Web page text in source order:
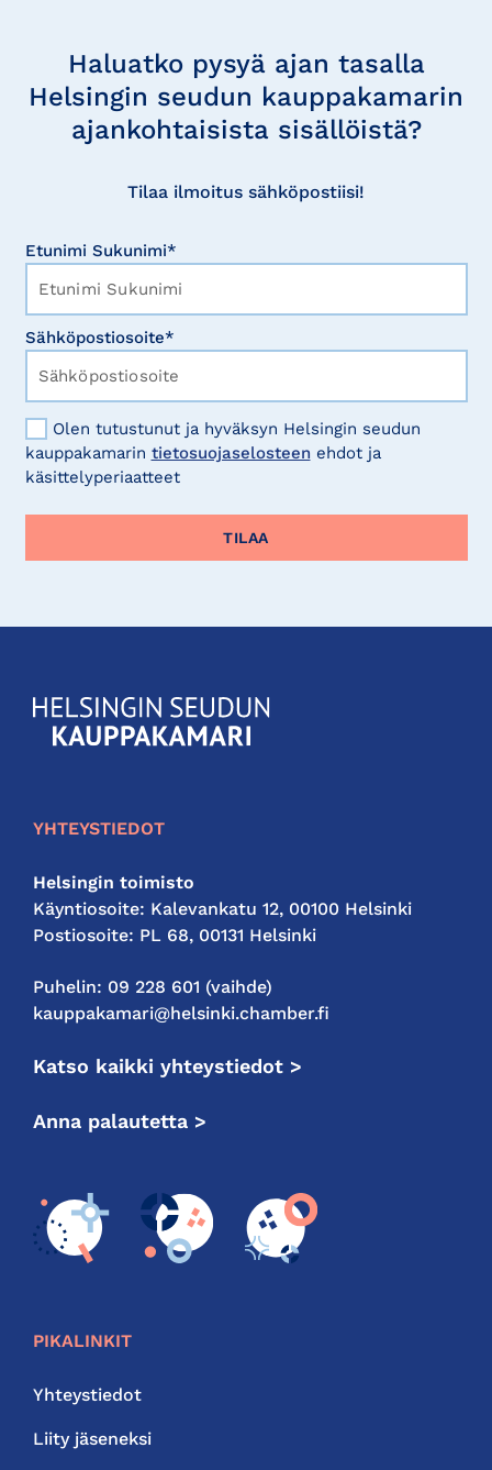
Haluatko pysyä ajan tasalla
Helsingin seudun kauppakamarin
ajankohtaisista sisällöistä?
Tilaa ilmoitus sähköpostiisi!
Etunimi Sukunimi*
Sähköpostiosoite*
Olen tutustunut ja hyväksyn Helsingin seudun
kauppakamarin tietosuojaselosteen ehdot ja
käsittelyperiaatteet
KauppakamariHelsingin
seudun
YHTEYSTIEDOT
Helsingin toimisto
Käyntiosoite: Kalevankatu 12, 00100 Helsinki
Postiosoite: PL 68, 00131 Helsinki
Puhelin: 09 228 601 (vaihde)
kauppakamari@helsinki.chamber.fi
Katso kaikki yhteystiedot >
Anna palautetta >
PIKALINKIT
Yhteystiedot
Liity jäseneksi